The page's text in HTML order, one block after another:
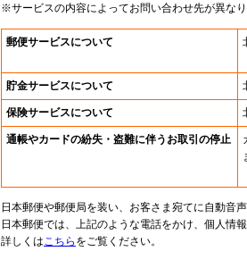
※サービスの内容によってお問い合わせ先が異な
郵便サービスについて
貯金サービスについて
保険サービスについて
通帳やカードの紛失・盗難に伴うお取引の停止
日本郵便や郵便局を装い、お客さま宛てに自動音
日本郵便では、上記のような電話をかけ、個人情
詳しくはこちら をご覧ください。